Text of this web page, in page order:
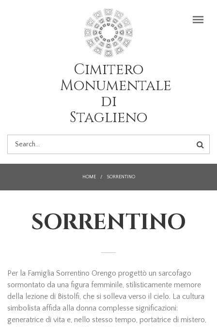
Cimitero
Monumentale
di
Staglieno
FORM
HOME / SORRENTINO
SORRENTINO
Per la Famiglia Sorrentino Orengo progettò un sarcofago
sormontato da una figura femminile, stilisticamente memore
della lezione di Bistolfi, che si solleva verso il cielo. La cultura
simbolista affida alla donna complesse significazioni:
generatrice di vita e, nello stesso tempo, portatrice di mistero,